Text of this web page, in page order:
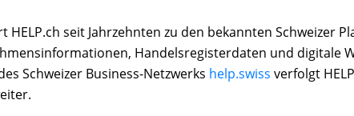
HELP.ch seit Jahrzehnten zu den bekannten Schweizer
Handelsregisterdaten und digitale
Schweizer Business-Netzwerks help.swiss verfolgt